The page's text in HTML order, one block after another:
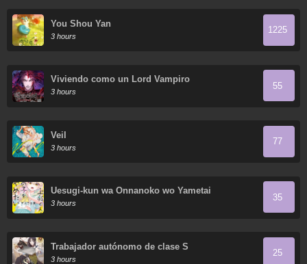
You Shou Yan
3 hours
1225
Viviendo como un Lord Vampiro
3 hours
55
Veil
3 hours
77
Uesugi-kun wa Onnanoko wo Yametai
3 hours
35
Trabajador autónomo de clase S
3 hours
25